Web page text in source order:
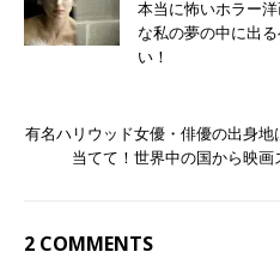
本当に怖いホラー
な私の夢の中に出
い！
有名ハリウッド女優・俳優の出身
当てて！世界中の国から映
2 COMMENTS